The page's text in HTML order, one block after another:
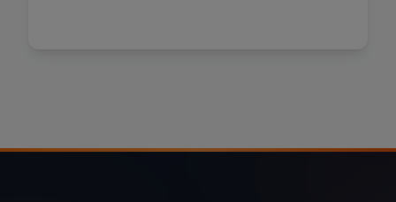
Porsche Lamborghini Ferrari